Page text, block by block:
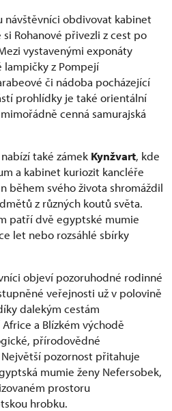
návštěvníci obdivovat kabinet
Rohanové přivezli z cest po
vystavenými exponáty
lampičky z Pompejí
či nádoba pocházející
prohlídky je také orientální
cenná samurajská
také zámek Kynžvart, kde
a kabinet kuriozit kancléře
během svého života shromáždil
z různých koutů světa.
patří dvě egyptské mumie
let nebo rozsáhlé sbírky
objeví pozoruhodné rodinné
veřejnosti už v polovině
dalekým cestám
a Blízkém východě
přírodovědné
pozornost přitahuje
mumie ženy Nefersobek,
prostoru
hrobku.